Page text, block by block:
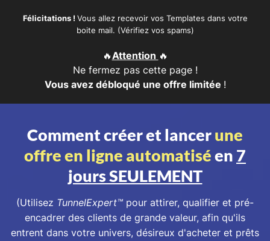
Félicitations !Vous allez recevoir vos Templates dans votre
boite mail. (Vérifiez vos spams)
🔥Attention 🔥
Ne fermez pas cette page !
Vous avez débloqué une offre limitée !
Comment créer et lancerune
offre en ligne automatiséen 7
jours SEULEMENT
(Utilisez TunnelExpert™ pour attirer, qualifier et pré-
encadrer des clients de grande valeur, afin qu'ils
entrent dans votre univers, désireux d'acheter et prêts